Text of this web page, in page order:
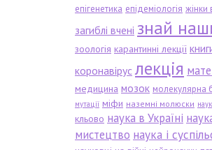
епігенетика епідеміологія жінки
загиблі вчені знай
зоологія карантинні лекції
коронавірус лекція
медицина мозок молекулярна
мутації міфи наземні молюски
кльово наука в Україні
мистецтво наука і